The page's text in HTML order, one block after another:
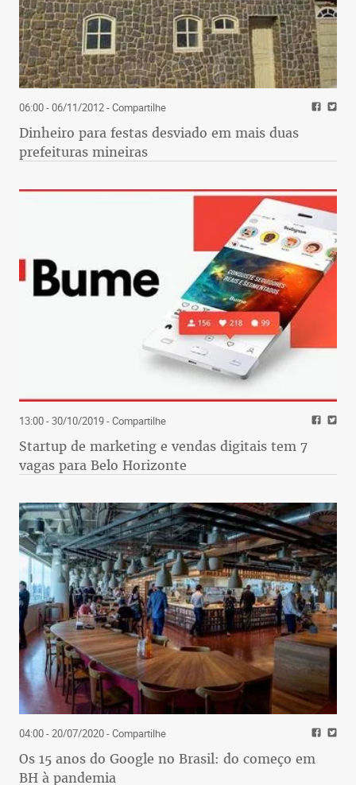
06:00 - 06/11/2012- Compartilhe
Dinheiro para festas desviado em mais duas
prefeituras mineiras
13:00 - 30/10/2019- Compartilhe
Startup de marketing e vendas digitais tem 7
vagas para Belo Horizonte
04:00 - 20/07/2020- Compartilhe
Os 15 anos do Google no Brasil: do começo em
BH à pandemia